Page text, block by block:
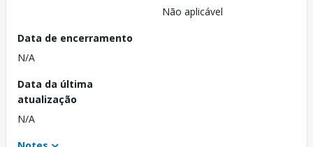
Não aplicável
Data de encerramento
N/A
Data da última
atualização
N/A